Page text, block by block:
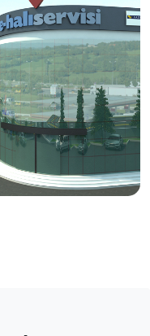
yöntem ile kaliteli
markasını koruyan
ile yürüyen,